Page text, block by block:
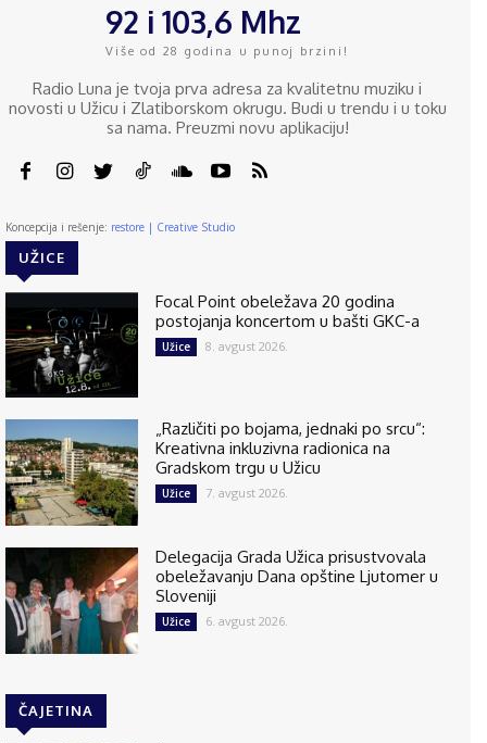
92 i 103,6 Mhz
Više od 28 godina u punoj brzini!
Radio Luna je tvoja prva adresa za kvalitetnu muziku i
novosti u Užicu i Zlatiborskom okrugu. Budi u trendu i u toku
sa nama. Preuzmi novu aplikaciju!
Koncepcija i rešenje: restore | Creative Studio
UŽICE
Focal Point obeležava 20 godina
postojanja koncertom u bašti GKC-a
Užice 8. avgust 2026.
„Različiti po bojama, jednaki po srcu“:
Kreativna inkluzivna radionica na
Gradskom trgu u Užicu
Užice 7. avgust 2026.
Delegacija Grada Užica prisustvovala
obeležavanju Dana opštine Ljutomer u
Sloveniji
Užice 6. avgust 2026.
ČAJETINA